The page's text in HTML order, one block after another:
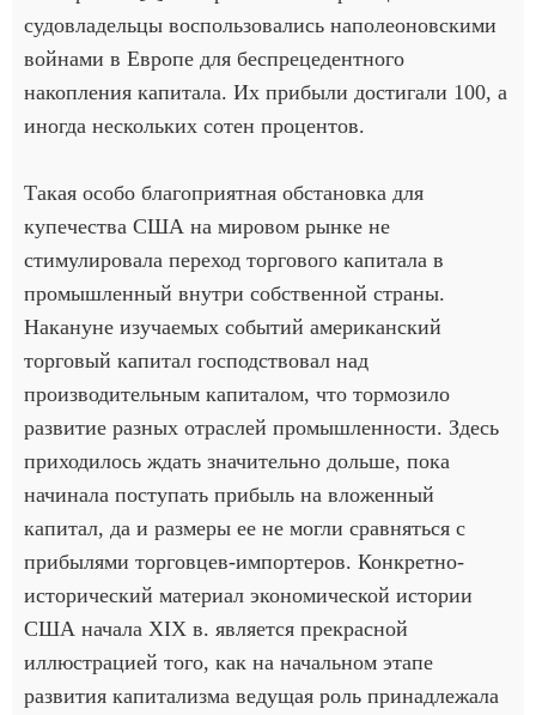
судовладельцы воспользовались наполеоновскими
войнами в Европе для беспрецедентного
накопления капитала. Их прибыли достигали 100, а
иногда нескольких сотен процентов.
Такая особо благоприятная обстановка для
купечества США на мировом рынке не
стимулировала переход торгового капитала в
промышленный внутри собственной страны.
Накануне изучаемых событий американский
торговый капитал господствовал над
производительным капиталом, что тормозило
развитие разных отраслей промышленности. Здесь
приходилось ждать значительно дольше, пока
начинала поступать прибыль на вложенный
капитал, да и размеры ее не могли сравняться с
прибылями торговцев-импортеров. Конкретно-
исторический материал экономической истории
США начала XIX в. является прекрасной
иллюстрацией того, как на начальном этапе
развития капитализма ведущая роль принадлежала